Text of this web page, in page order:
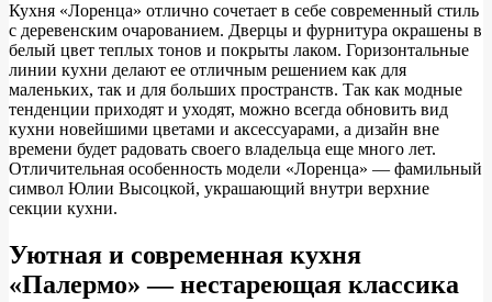
Кухня «Лоренца» отлично сочетает в себе современный стиль
с деревенским очарованием. Дверцы и фурнитура окрашены в
белый цвет теплых тонов и покрыты лаком. Горизонтальные
линии кухни делают ее отличным решением как для
маленьких, так и для больших пространств. Так как модные
тенденции приходят и уходят, можно всегда обновить вид
кухни новейшими цветами и аксессуарами, а дизайн вне
времени будет радовать своего владельца еще много лет.
Отличительная особенность модели «Лоренца» — фамильный
символ Юлии Высоцкой, украшающий внутри верхние
секции кухни.
Уютная и современная кухня
«Палермо» — нестареющая классика